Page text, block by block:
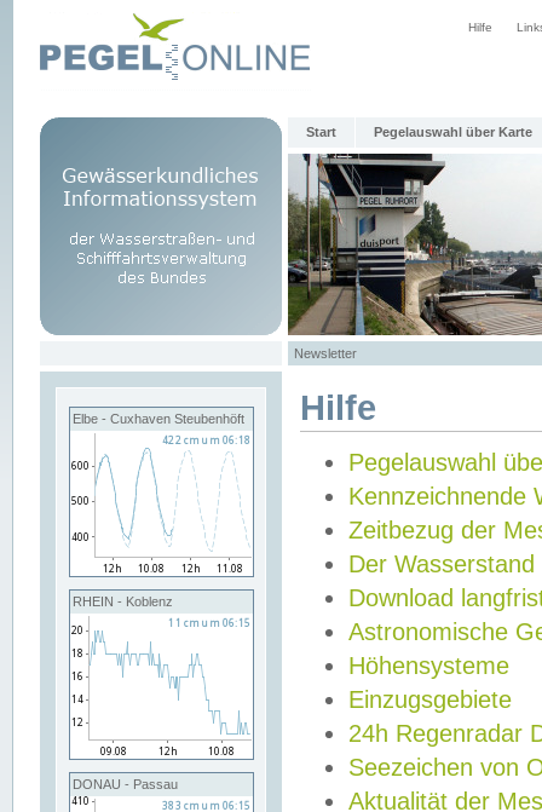
Hilfe
Start Pegelauswahl über Karte
Newsletter
Elbe - Cuxhaven Steubenhöft
RHEIN - Koblenz
DONAU - Passau
Hilfe
Pegelauswahl
Kennzeichnende
Zeitbezug der
Der Wasserstand
Download
Astronomische
Höhensysteme
Einzugsgebiete
24h Regenradar
Seezeichen von
Aktualität der